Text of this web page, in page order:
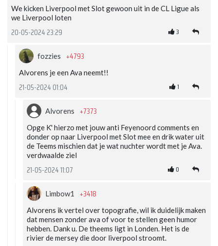
We kicken Liverpool met Slot gewoon uit in de CL Ligue als
we Liverpool loten
20-05-2024 23:29 3
fozzies +4793
Alvorens je een Ava neemt!!
21-05-2024 01:04 1
Alvorens +7373
Opge K' hierzo met jouw anti Feyenoord comments en
donder op naar Liverpool met Slot mee en drik water uit
de Teems mischien dat je wat nuchter wordt met je Ava.
verdwaalde ziel
21-05-2024 11:07 0
Limbow1 +3418
Alvorens ik vertel over topografie, wil ik duidelijk maken
dat mensen zonder ava of voor te stellen geen humor
hebben. Dank u. De theems ligt in Londen. Het is de
rivier de mersey die door liverpool stroomt.